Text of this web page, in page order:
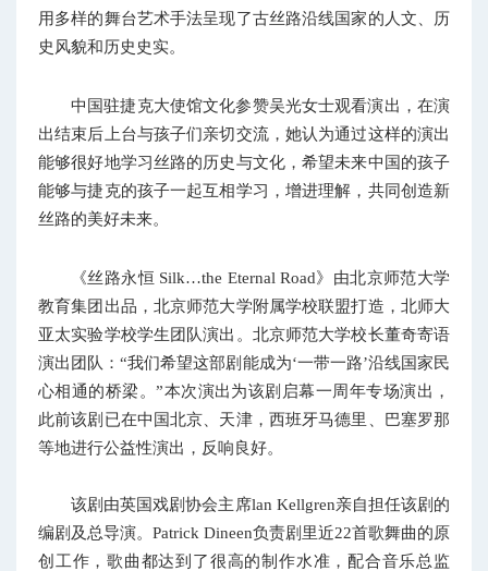
用多样的舞台艺术手法呈现了古丝路沿线国家的人文、历
史风貌和历史史实。
中国驻捷克大使馆文化参赞吴光女士观看演出，在演
出结束后上台与孩子们亲切交流，她认为通过这样的演出
能够很好地学习丝路的历史与文化，希望未来中国的孩子
能够与捷克的孩子一起互相学习，增进理解，共同创造新
丝路的美好未来。
《丝路永恒 Silk…the Eternal Road》由北京师范大学
教育集团出品，北京师范大学附属学校联盟打造，北师大
亚太实验学校学生团队演出。北京师范大学校长董奇寄语
演出团队：“我们希望这部剧能成为‘一带一路’沿线国家民
心相通的桥梁。”本次演出为该剧启幕一周年专场演出，
此前该剧已在中国北京、天津，西班牙马德里、巴塞罗那
等地进行公益性演出，反响良好。
该剧由英国戏剧协会主席lan Kellgren亲自担任该剧的
编剧及总导演。Patrick Dineen负责剧里近22首歌舞曲的原
创工作，歌曲都达到了很高的制作水准，配合音乐总监